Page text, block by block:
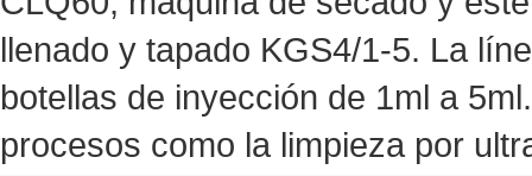
llenado y tapado KGS4/1-5. La
botellas de inyección de 1ml a
procesos como la limpieza por